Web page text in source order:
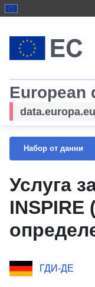
European
data.europa.eu
Набор от данни
Услуга
INSPIRE
набор
Höferwald
ГДИ-ДЕ